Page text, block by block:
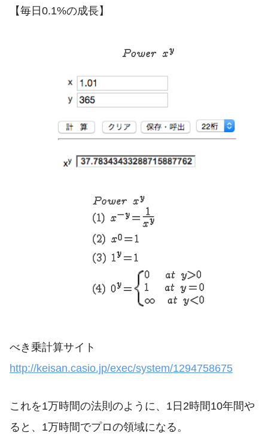
【毎日0.1%の成長】
べき乗計算サイト
http://keisan.casio.jp/exec/system/1294758675
これを1万時間の法則のように、1日2時間10年間や
ると、1万時間でプロの領域になる。